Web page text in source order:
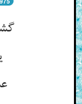
گشت آمن او ز خصمان و ز نیش ** رفت و می‌پیچید در سودای خویش
یار کرد او عشق درداندیش را ** کلب لیسد خویش ریش خویش را